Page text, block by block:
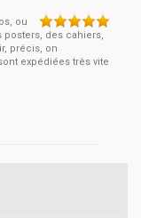
ou
des cahiers,
précis, on
expédiées très vite